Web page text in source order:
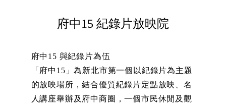
府中15 紀錄片放映院
府中15 與紀錄片為伍
「府中15」為新北市第一個以紀錄片為主題
的放映場所，結合優質紀錄片定點放映、名
人講座舉辦及府中商圈，一個市民休閒及觀